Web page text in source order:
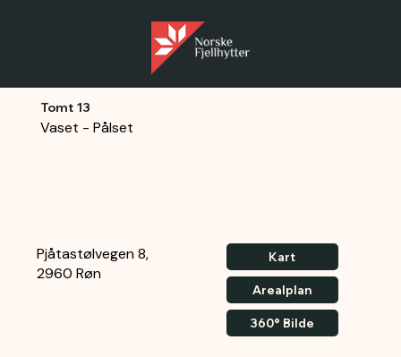
Tomt 13
Vaset - Pålset
Pjåtastølvegen 8,
2960 Røn
Kart
Arealplan
360° Bilde